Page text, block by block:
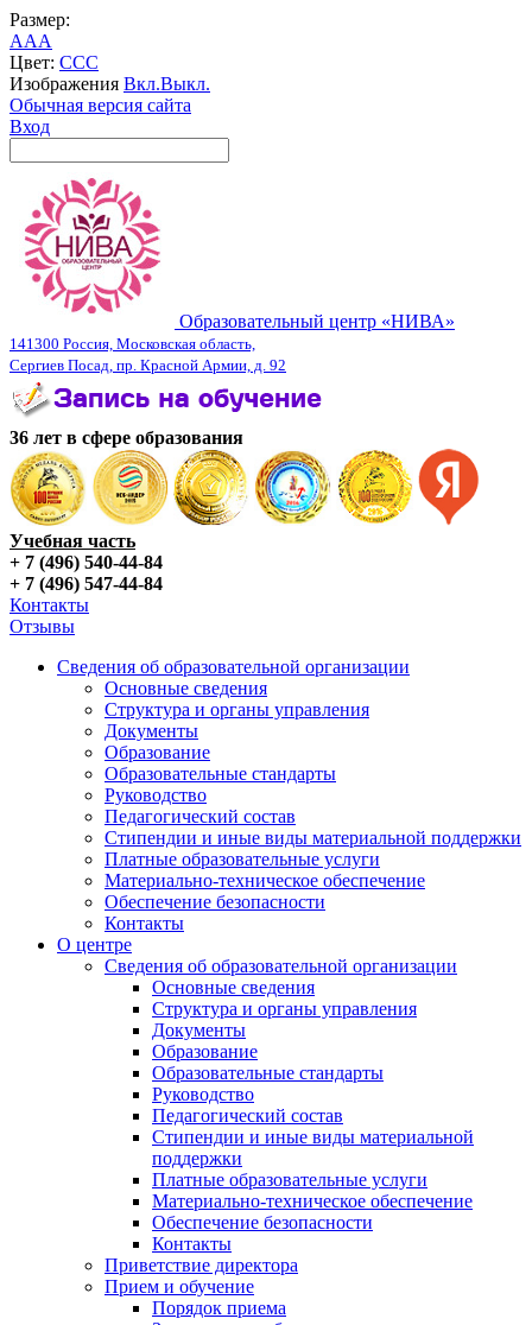
Размер:
AAA
Цвет: CCC
Изображения Вкл.Выкл.
Обычная версия сайта
Вход
Образовательный центр «НИВА»
141300 Россия, Московская область,
Сергиев Посад, пр. Красной Армии, д. 92
36 лет в сфере образования
Учебная часть
+ 7 (496) 540-44-84
+ 7 (496) 547-44-84
Контакты
Отзывы
Сведения об образовательной организации
Основные сведения
Структура и органы управления
Документы
Образование
Образовательные стандарты
Руководство
Педагогический состав
Стипендии и иные виды материальной поддержки
Платные образовательные услуги
Материально-техническое обеспечение
Обеспечение безопасности
Контакты
О центре
Сведения об образовательной организации
Основные сведения
Структура и органы управления
Документы
Образование
Образовательные стандарты
Руководство
Педагогический состав
Стипендии и иные виды материальной
поддержки
Платные образовательные услуги
Материально-техническое обеспечение
Обеспечение безопасности
Контакты
Приветствие директора
Прием и обучение
Порядок приема